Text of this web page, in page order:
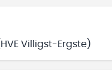
Villigst-Ergste)